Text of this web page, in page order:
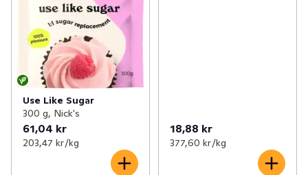
Use Like Sugar
300 g, Nick's
61,04 kr
203,47 kr /kg
18,88 kr
377,60 kr /kg